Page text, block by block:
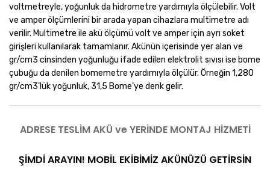
voltmetreyle, yoğunluk da hidrometre yardımıyla ölçülebilir. Volt
ve amper ölçümlerini bir arada yapan cihazlara multimetre adı
verilir. Multimetre ile akü ölçümü volt ve amper için ayrı soket
girişleri kullanılarak tamamlanır. Akünün içerisinde yer alan ve
gr/cm3 cinsinden yoğunluğu ifade edilen elektrolit sıvısı ise bome
çubuğu da denilen bomemetre yardımıyla ölçülür. Örneğin 1,280
gr/cm3’lük yoğunluk, 31,5 Bome’ye denk gelir.
ADRESE TESLİM AKÜ ve YERİNDE MONTAJ HİZMETİ
ŞİMDİ ARAYIN! MOBİL EKİBİMİZ AKÜNÜZÜ GETİRSİN